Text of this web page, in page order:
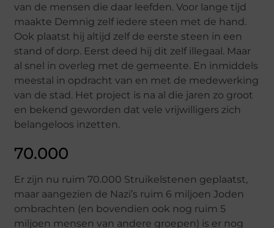
van de mensen die daar leefden. Voor lange tijd
maakte Demnig zelf iedere steen met de hand.
Ook plaatst hij altijd zelf de eerste steen in een
stand of dorp. Eerst deed hij dit zelf illegaal. Maar
al snel in overleg met de gemeente. En inmiddels
meestal in opdracht van en met de medewerking
van de stad. Het project is na al die jaren zo groot
en bekend geworden dat vele vrijwilligers zich
belangeloos inzetten.
70.000
Er zijn nu ruim 70.000 Struikelstenen geplaatst,
maar aangezien de Nazi’s ruim 6 miljoen Joden
ombrachten (en bovendien ook nog ruim 5
miljoen mensen van andere groepen) is er nog